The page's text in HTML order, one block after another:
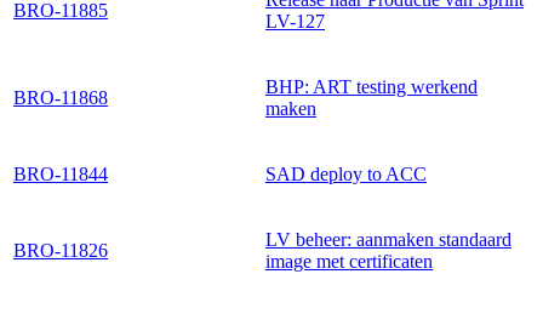
BRO-11885
LV-127
BRO-11868
BHP: ART testing werkend
maken
BRO-11844 SAD deploy to ACC
BRO-11826
LV beheer: aanmaken standaard
image met certificaten